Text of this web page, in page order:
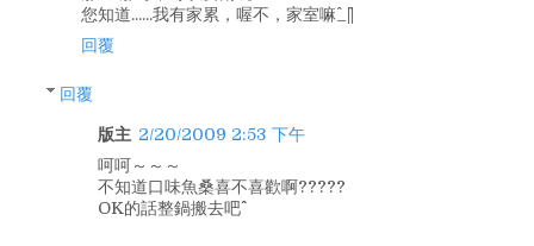
您知道......我有家累，喔不，家室嘛^_^||
回覆
回覆
版主 2/20/2009 2:53 下午
呵呵～～～
不知道口味魚桑喜不喜歡啊?????
OK的話整鍋搬去吧^^